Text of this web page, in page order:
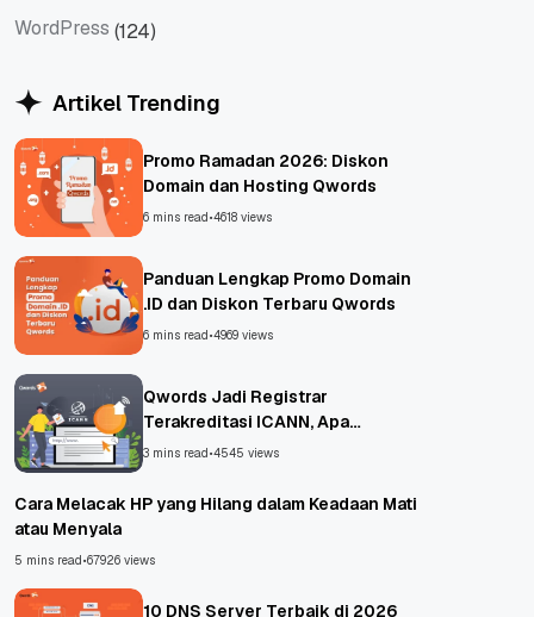
WordPress (124)
Artikel Trending
Promo Ramadan 2026: Diskon
Domain dan Hosting Qwords
6 mins read•4618 views
Panduan Lengkap Promo Domain
.ID dan Diskon Terbaru Qwords
6 mins read•4969 views
Qwords Jadi Registrar
Terakreditasi ICANN, Apa
Untungnya?
3 mins read•4545 views
Cara Melacak HP yang Hilang dalam Keadaan Mati
atau Menyala
5 mins read•67926 views
10 DNS Server Terbaik di 2026